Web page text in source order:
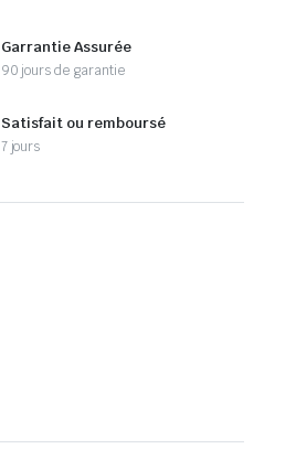
Garrantie Assurée
90 jours de garantie
Satisfait ou remboursé
7 jours